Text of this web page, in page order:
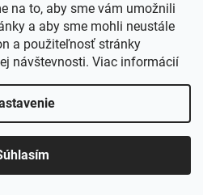
na to, aby sme vám umožnili
a aby sme mohli neustále
a použiteľnosť stránky
návštevnosti. Viac informácií